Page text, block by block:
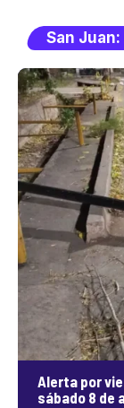
San
Alerta por
sábado 8 de